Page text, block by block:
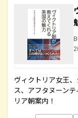
ヴィクトリア女王
ス、アフタヌーン
リア朝案内！